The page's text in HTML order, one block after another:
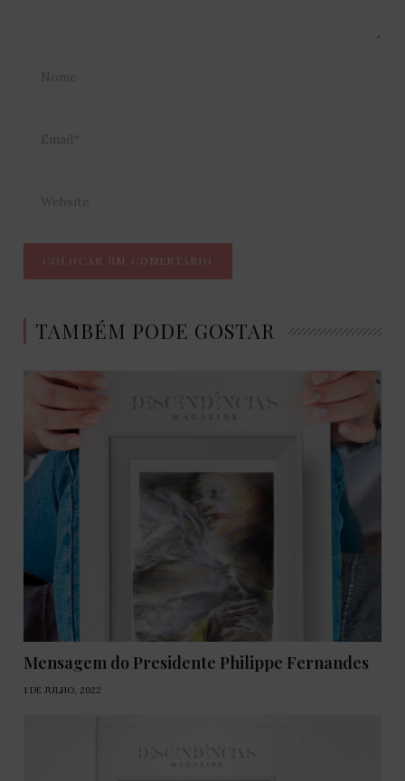
TAMBÉM PODE GOSTAR
Mensagem do Presidente Philippe Fernandes
1 DE JULHO, 2022